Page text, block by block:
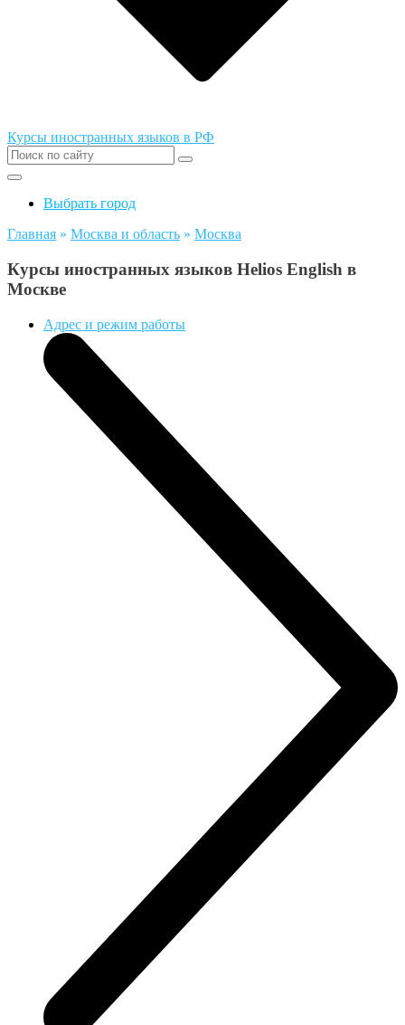
Курсы иностранных языков в РФ
Выбрать город
Главная » Москва и область » Москва
Курсы иностранных языков Helios English в
Москве
Адрес и режим работы